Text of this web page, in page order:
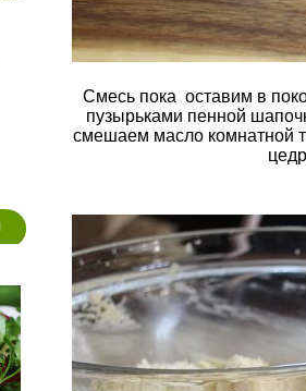
Смесь пока оставим в
пузырьками пенной
смешаем масло комнатной